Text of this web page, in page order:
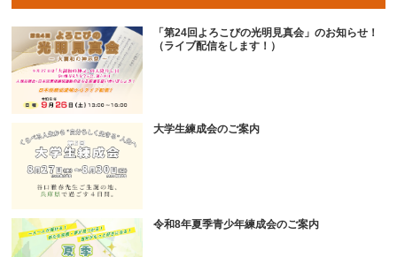
「第24回よろこびの光明見真会」のお知らせ！
（ライブ配信をします！）
大学生練成会のご案内
令和8年夏季青少年練成会のご案内